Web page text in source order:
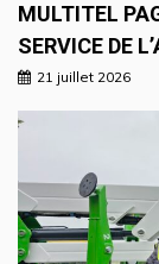
MULTITEL
SERVICE DE
21 juillet 2026